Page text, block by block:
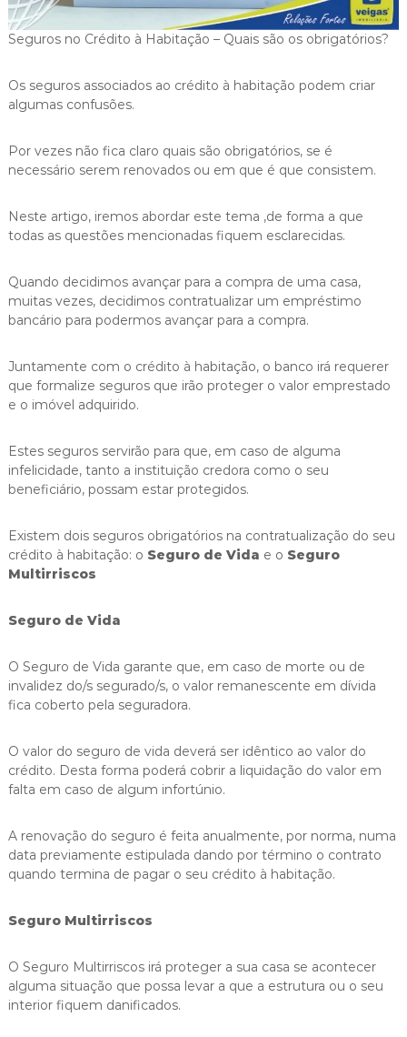
i
g
a
Seguros no Crédito à Habitação – Quais são os obrigatórios?
Os seguros associados ao crédito à habitação podem criar
algumas confusões.
Por vezes não fica claro quais são obrigatórios, se é
necessário serem renovados ou em que é que consistem.
Neste artigo, iremos abordar este tema ,de forma a que
todas as questões mencionadas fiquem esclarecidas.
Quando decidimos avançar para a compra de uma casa,
muitas vezes, decidimos contratualizar um empréstimo
bancário para podermos avançar para a compra.
Juntamente com o crédito à habitação, o banco irá requerer
que formalize seguros que irão proteger o valor emprestado
e o imóvel adquirido.
Estes seguros servirão para que, em caso de alguma
infelicidade, tanto a instituição credora como o seu
beneficiário, possam estar protegidos.
Existem dois seguros obrigatórios na contratualização do seu
crédito à habitação: o Seguro de Vida e o Seguro
Multirriscos
Seguro de Vida
O Seguro de Vida garante que, em caso de morte ou de
invalidez do/s segurado/s, o valor remanescente em dívida
fica coberto pela seguradora.
O valor do seguro de vida deverá ser idêntico ao valor do
crédito. Desta forma poderá cobrir a liquidação do valor em
falta em caso de algum infortúnio.
A renovação do seguro é feita anualmente, por norma, numa
data previamente estipulada dando por término o contrato
quando termina de pagar o seu crédito à habitação.
Seguro Multirriscos
O Seguro Multirriscos irá proteger a sua casa se acontecer
alguma situação que possa levar a que a estrutura ou o seu
interior fiquem danificados.